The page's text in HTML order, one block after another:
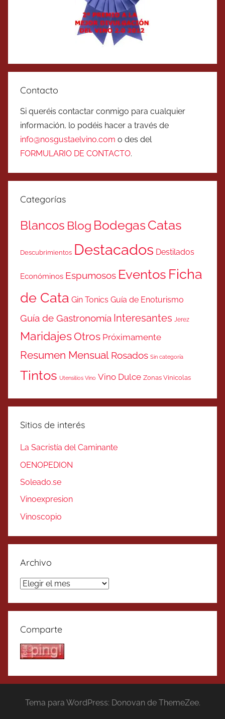
Contacto
Si queréis contactar conmigo para cualquier
información, lo podéis hacer a través de
info@nosgustaelvino.com o des del
FORMULARIO DE CONTACTO.
Categorías
Blancos Blog BodegasCatas
Descubrimientos Destacados Destilados
Económinos Espumosos Eventos Ficha
de Cata Gin Tonics Guía de Enoturismo
Guía de Gastronomía Interesantes Jerez
MaridajesOtros Próximamente
Resumen Mensual Rosados Sin categoría
Tintos Utensilios Vino Vino Dulce Zonas Vinicolas
Sitios de interés
La Sacristía del Caminante
OENOPEDION
Soleado.se
Vinoexpresion
Vinoscopio
Archivo
Archivo
Comparte
Tema para WordPress: Donovan de ThemeZee.